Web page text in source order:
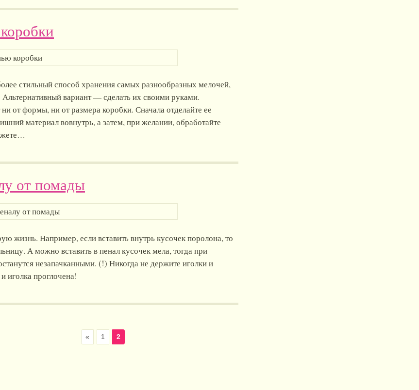
стильный способ хранения самых разнообразных мелочей,
вариант — сделать их своими руками.
от формы, ни от размера коробки. Сначала отделайте ее
материал вовнутрь, а затем, при желании, обработайте
от помады
жизнь. Например, если вставить внутрь кусочек поролона, то
А можно вставить в пенал кусочек мела, тогда при
незапачканными. (!) Никогда не держите иголки и
иголка проглочена!
« 1 2